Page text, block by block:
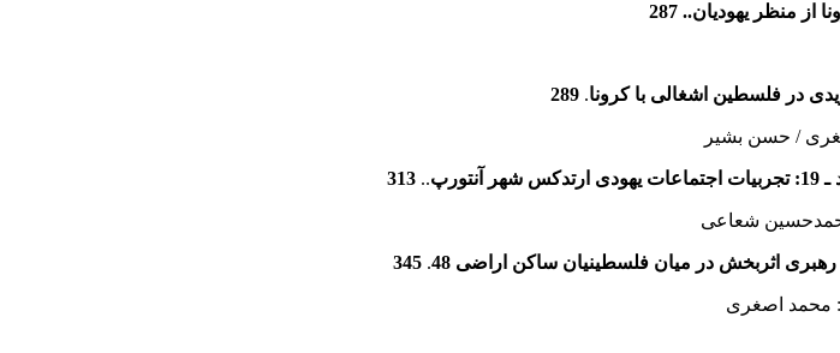
منظر یهودیان.. 287
در فلسطین اشغالی با کرونا.
289
/ حسن بشیر
تجربیات اجتماعات یهودی ارتدکس شهر آنتورپ..
313
شعاعی
.
345
محمد اصغری